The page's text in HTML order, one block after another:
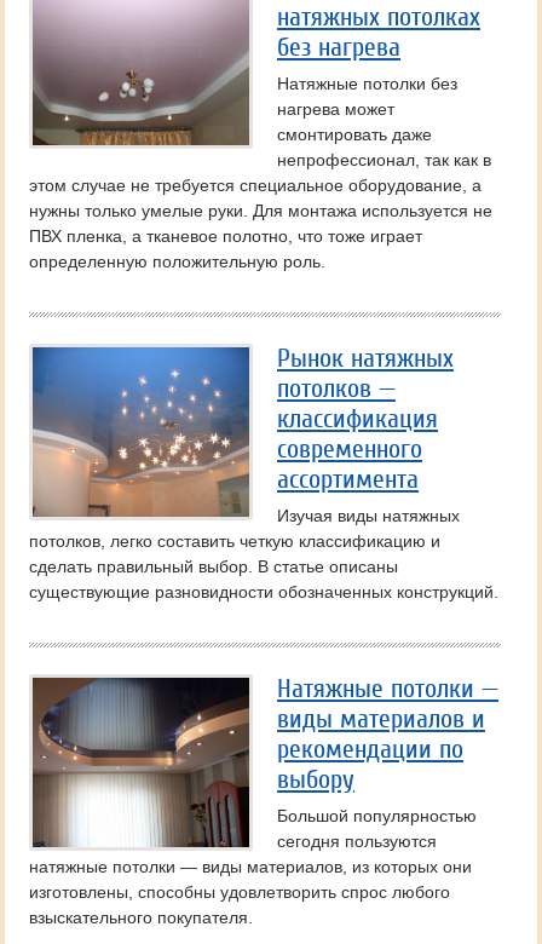
натяжных потолках
без нагрева
Натяжные потолки без
нагрева может
смонтировать даже
непрофессионал, так как в
этом случае не требуется специальное оборудование, а
нужны только умелые руки. Для монтажа используется не
ПВХ пленка, а тканевое полотно, что тоже играет
определенную положительную роль.
Рынок натяжных
потолков —
классификация
современного
ассортимента
Изучая виды натяжных
потолков, легко составить четкую классификацию и
сделать правильный выбор. В статье описаны
существующие разновидности обозначенных конструкций.
Натяжные потолки —
виды материалов и
рекомендации по
выбору
Большой популярностью
сегодня пользуются
натяжные потолки — виды материалов, из которых они
изготовлены, способны удовлетворить спрос любого
взыскательного покупателя.